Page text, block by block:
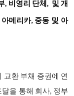
, 비영리 단체, 및 개
메리카, 중동 및 아
교환 부채 증권에 연
을 통해 회사, 정부